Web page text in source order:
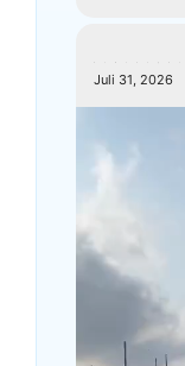
Juli 31, 2026